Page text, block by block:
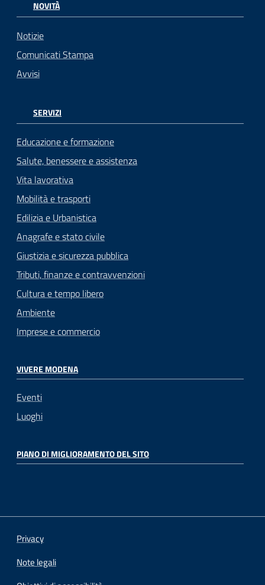
NOVITÀ
Notizie
Comunicati Stampa
Avvisi
SERVIZI
Educazione e formazione
Salute, benessere e assistenza
Vita lavorativa
Mobilità e trasporti
Edilizia e Urbanistica
Anagrafe e stato civile
Giustizia e sicurezza pubblica
Tributi, finanze e contravvenzioni
Cultura e tempo libero
Ambiente
Imprese e commercio
VIVERE MODENA
Eventi
Luoghi
PIANO DI MIGLIORAMENTO DEL SITO
Privacy
Note legali